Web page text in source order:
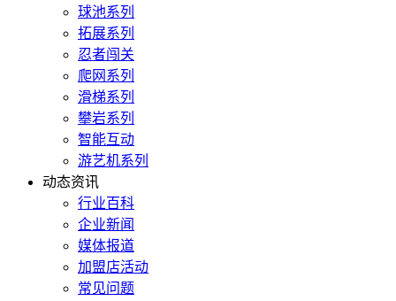
球池系列
拓展系列
忍者闯关
爬网系列
滑梯系列
攀岩系列
智能互动
游艺机系列
动态资讯
行业百科
企业新闻
媒体报道
加盟店活动
常见问题